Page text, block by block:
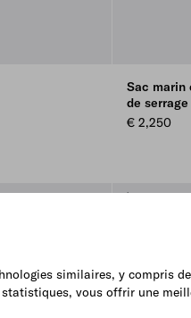
similaires, y compris
vous offrir une
Sac marin
de serrage
€ 2,250